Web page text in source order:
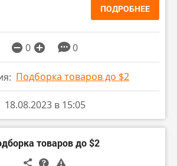
ПОДРОБНЕЕ
0 0
Подборка товаров до $2
18.08.2023 в 15:05
товаров до $2